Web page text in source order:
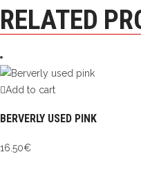
RELATED
Add to cart
BERVERLY USED PINK
16.50€